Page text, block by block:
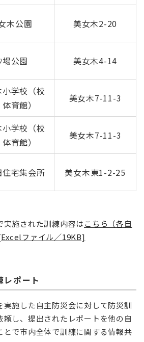
木公園 美女木2-20
場公園 美女木4-14
学校（校
育館）
美女木7-11-3
学校（校
育館）
美女木7-11-3
宅集会所 美女木東1-2-25
実施された訓練内容はこちら（各自
ファイル／19KB]
レポート
実施した自主防災会に対して防災訓
し、提出されたレポートを他の自
とで市内全体で訓練に関する情報共